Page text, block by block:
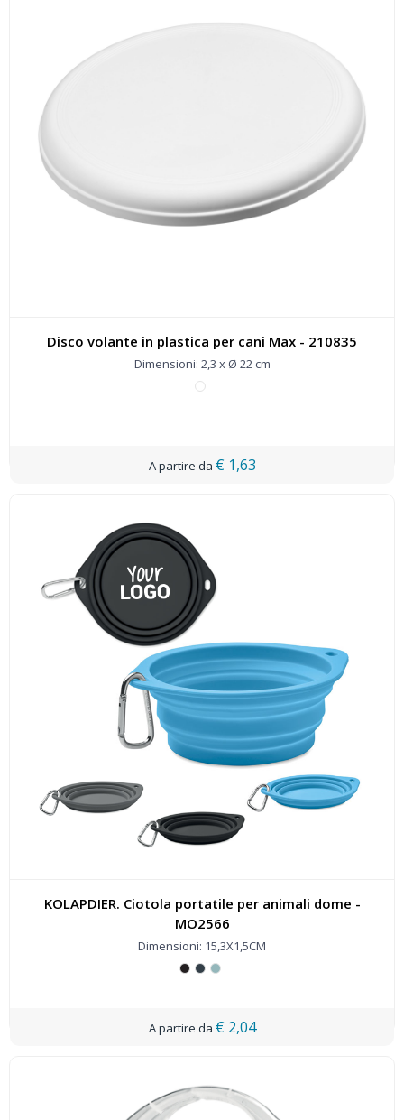
Disco volante in plastica per cani Max - 210835
Dimensioni: 2,3 x Ø 22 cm
€ 1,63
KOLAPDIER. Ciotola portatile per animali dome -
MO2566
Dimensioni: 15,3X1,5CM
€ 2,04